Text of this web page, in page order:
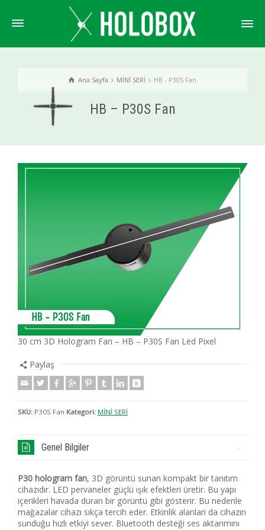
Ana Sayfa MİNİ SERİ HB - P30S Fan
HB – P30S Fan
30 cm 3D Hologram Fan – HB – P30S Fan Led Pixel
Paylaş
SKU: P30S Fan Kategori: MİNİ SERİ
Genel Bilgiler
P30 hologram fan, 3D görüntü sunan kompakt bir tanıtım
cihazıdır. LED pervaneler güçlü ışık efektleri üretir. Bu yapı
içerikleri havada duran bir görüntü gibi gösterir. Bu nedenle
mağazalar cihazı sıkça tercih eder. Etkinlik alanları da cihazın
sunduğu hızlı etkiyi sever. Bluetooth desteği ses aktarımını